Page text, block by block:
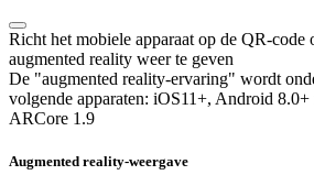
Richt het mobiele apparaat op de QR-code
augmented reality weer te geven
De "augmented reality-ervaring" wordt
volgende apparaten: iOS11+, Android 8.0+
ARCore 1.9
Augmented reality-weergave